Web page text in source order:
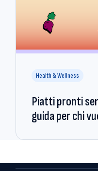
Health & Wellness
Piatti pronti
guida per chi